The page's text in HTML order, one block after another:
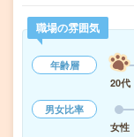
職場の雰囲気
年齢層
20代
男女比率
女性